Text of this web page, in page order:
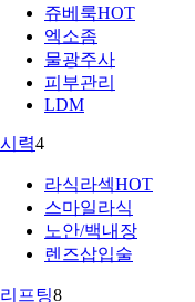
쥬베룩HOT
엑소좀
물광주사
피부관리
LDM
시력4
라식라섹HOT
스마일라식
노안/백내장
렌즈삽입술
리프팅8